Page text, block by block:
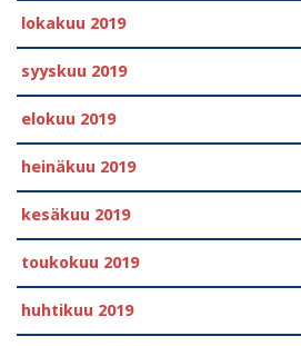
lokakuu 2019
syyskuu 2019
elokuu 2019
heinäkuu 2019
kesäkuu 2019
toukokuu 2019
huhtikuu 2019